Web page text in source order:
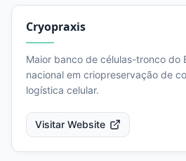
Cryopraxis
Maior banco de células-tronco do
nacional em criopreservação de
logística celular.
Visitar Website